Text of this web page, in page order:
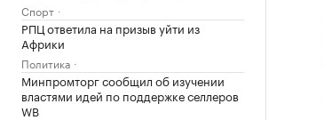
Спорт
РПЦ ответила на призыв уйти из
Африки
Политика
Минпромторг сообщил об изучении
властями идей по поддержке селлеров
WB